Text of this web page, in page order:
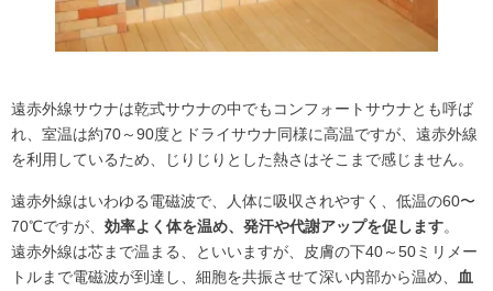
遠赤外線サウナは乾式サウナの中でもコンフォートサウナとも呼ば
れ、室温は約70～90度とドライサウナ同様に高温ですが、遠赤外線
を利用しているため、じりじりとした熱さはそこまで感じません。
遠赤外線はいわゆる電磁波で、人体に吸収されやすく、低温の60〜
70℃ですが、 効率よく体を温め、発汗や代謝アップを促します。
遠赤外線は芯まで温まる、といいますが、皮膚の下40～50ミリメー
トルまで電磁波が到達し、細胞を共振させて深い内部から温め、
血